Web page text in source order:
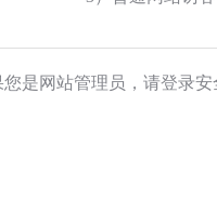
您是网站管理员，请登录安